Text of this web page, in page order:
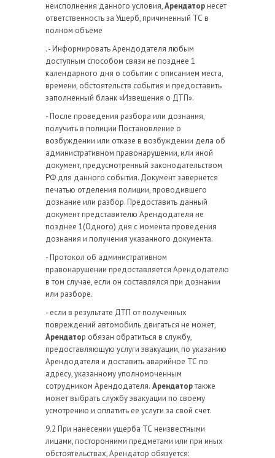
неисполнения данного условия,Арендатор несет
ответственность за Ущерб, причиненный ТС в
полном объеме
. - Информировать Арендодателя любым
доступным способом связи не позднее 1
календарного дня о событии с описанием места,
времени, обстоятельств события и предоставить
заполненный бланк «Извещения о ДТП».
- После проведения разбора или дознания,
получить в полиции Постановление о
возбуждении или отказе в возбуждении дела об
административном правонарушении, или иной
документ, предусмотренный законодательством
РФ для данного события. Документ завернется
печатью отделения полиции, проводившего
дознание или разбор. Предоставить данный
документ представителю Арендодателя не
позднее 1(Одного) дня с момента проведения
дознания и получения указанного документа.
- Протокол об административном
правонарушении предоставляется Арендодателю
в том случае, если он составлялся при дознании
или разборе.
- если в результате ДТП от полученных
повреждений автомобиль двигаться не может,
Арендатор обязан обратиться в службу,
предоставляющую услуги эвакуации, по указанию
Арендодателя и доставить аварийное ТС по
адресу, указанному уполномоченным
сотрудником Арендодателя. Арендатортакже
может выбрать службу эвакуации по своему
усмотрению и оплатить ее услуги за свой счет.
9.2 При нанесении ущерба ТС неизвестными
лицами, посторонними предметами или при иных
обстоятельствах, Арендатор обязуется: